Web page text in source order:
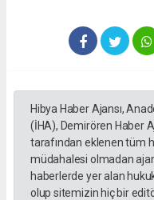
Hibya Haber Ajansı,
(İHA), Demirören Haber
tarafından eklenen tüm
müdahalesi olmadan
haberlerde yer alan
olup sitemizin hiç bir